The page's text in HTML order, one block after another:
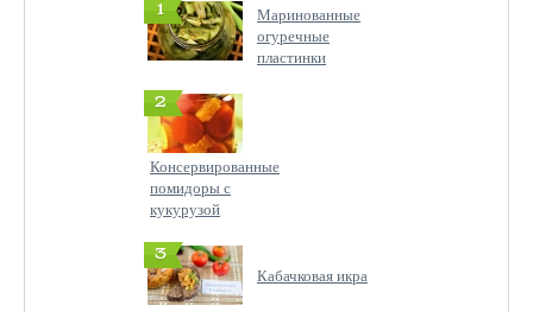
1
Маринованные
огуречные
пластинки
2
Консервированные
помидоры с
кукурузой
3
Кабачковая икра